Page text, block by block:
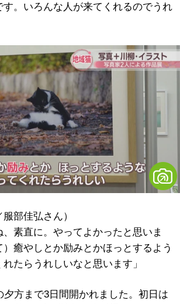
す。いろんな人が来てくれるのでうれ
部佳弘さん）
、素直に。やってよかったと思いま
癒やしとか励みとかほっとするよう
たらうれしいなと思います」
方まで3日間開かれました。初日は